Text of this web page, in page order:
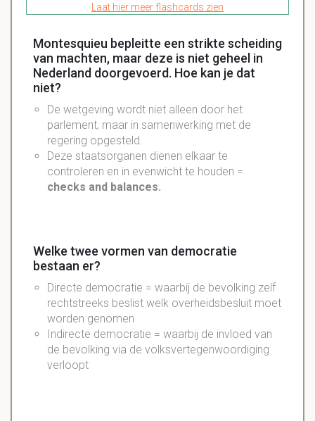
Laat hier meer flashcards zien
Montesquieu bepleitte een strikte scheiding
van machten, maar deze is niet geheel in
Nederland doorgevoerd. Hoe kan je dat
niet?
De wetgeving wordt niet alleen door het
parlement, maar in samenwerking met de
regering opgesteld.
Deze staatsorganen dienen elkaar te
controleren en in evenwicht te houden =
checks and balances.
Welke twee vormen van democratie
bestaan er?
Directe democratie = waarbij de bevolking zelf
rechtstreeks beslist welk overheidsbesluit moet
worden genomen
Indirecte democratie = waarbij de invloed van
de bevolking via de volksvertegenwoordiging
verloopt